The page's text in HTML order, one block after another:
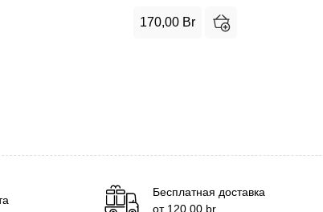
170,00 Br
Бесплатная доставка
от 120,00 br